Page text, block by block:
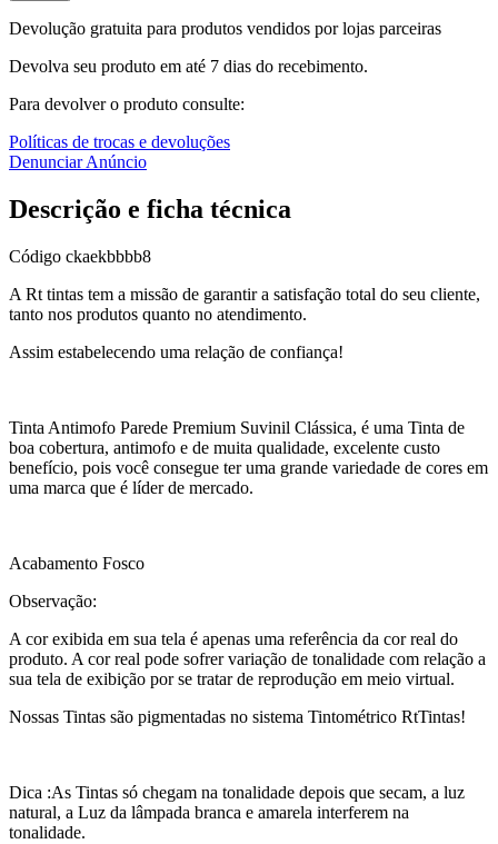
Devolução gratuita para produtos vendidos por lojas parceiras
Devolva seu produto em até 7 dias do recebimento.
Para devolver o produto consulte:
Políticas de trocas e devoluções
Denunciar Anúncio
Descrição e ficha técnica
Código ckaekbbbb8
A Rt tintas tem a missão de garantir a satisfação total do seu cliente,
tanto nos produtos quanto no atendimento.
Assim estabelecendo uma relação de confiança!
Tinta Antimofo Parede Premium Suvinil Clássica, é uma Tinta de
boa cobertura, antimofo e de muita qualidade, excelente custo
benefício, pois você consegue ter uma grande variedade de cores em
uma marca que é líder de mercado.
Acabamento Fosco
Observação:
A cor exibida em sua tela é apenas uma referência da cor real do
produto. A cor real pode sofrer variação de tonalidade com relação a
sua tela de exibição por se tratar de reprodução em meio virtual.
Nossas Tintas são pigmentadas no sistema Tintométrico RtTintas!
Dica :As Tintas só chegam na tonalidade depois que secam, a luz
natural, a Luz da lâmpada branca e amarela interferem na
tonalidade.